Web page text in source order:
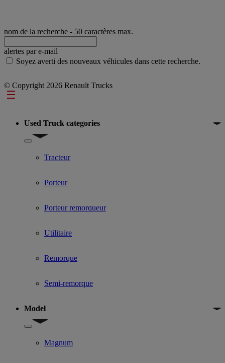
nom de la recherche - 50 caractères max.
alertes par e-mail
Soyez averti des nouveaux véhicules dans cette recherche.
© Copyright 2026 Renault Trucks
Footer
Used Truck categories
Show submenu for Used Truck categories
Tracteur
Porteur
Porteur remorqueur
Utilitaire
Remorque
Semi-remorque
Model
Show submenu for Model
Magnum